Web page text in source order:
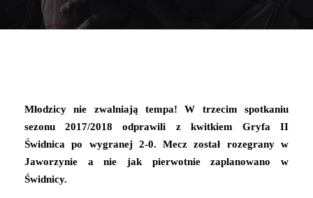
Młodzicy nie zwalniają tempa! W trzecim spotkaniu
sezonu 2017/2018 odprawili z kwitkiem Gryfa II
Świdnica po wygranej 2-0. Mecz został rozegrany w
Jaworzynie a nie jak pierwotnie zaplanowano w
Świdnicy.